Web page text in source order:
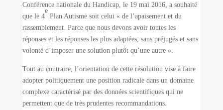
Conférence nationale du Handicap, le 19 mai 2016, a souhaité
que le 4
e
Plan Autisme soit celui « de l’apaisement et du
rassemblement. Parce que nous devons avoir toutes les
réponses et les réponses les plus adaptées, sans préjugés et sans
volonté d’imposer une solution plutôt qu’une autre ».
Tout au contraire, l’orientation de cette résolution vise à faire
adopter politiquement une position radicale dans un domaine
complexe caractérisé par des données scientifiques qui ne
permettent que de très prudentes recommandations.